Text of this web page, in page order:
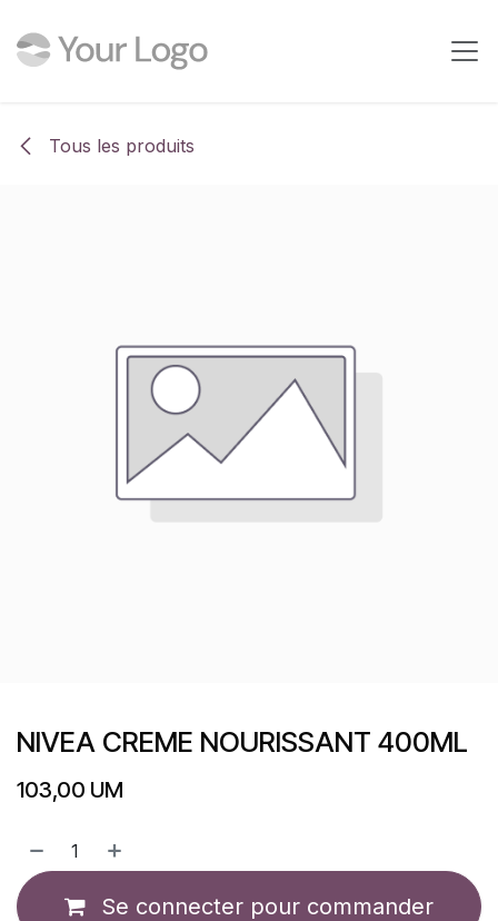
Tous les produits
NIVEA CREME NOURISSANT 400ML
103,00 UM
Se connecter pour commander